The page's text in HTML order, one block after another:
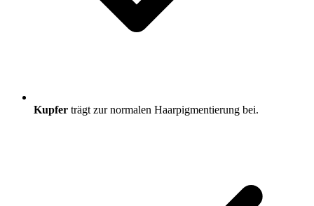
Kupfer trägt zur normalen Haarpigmentierung bei.